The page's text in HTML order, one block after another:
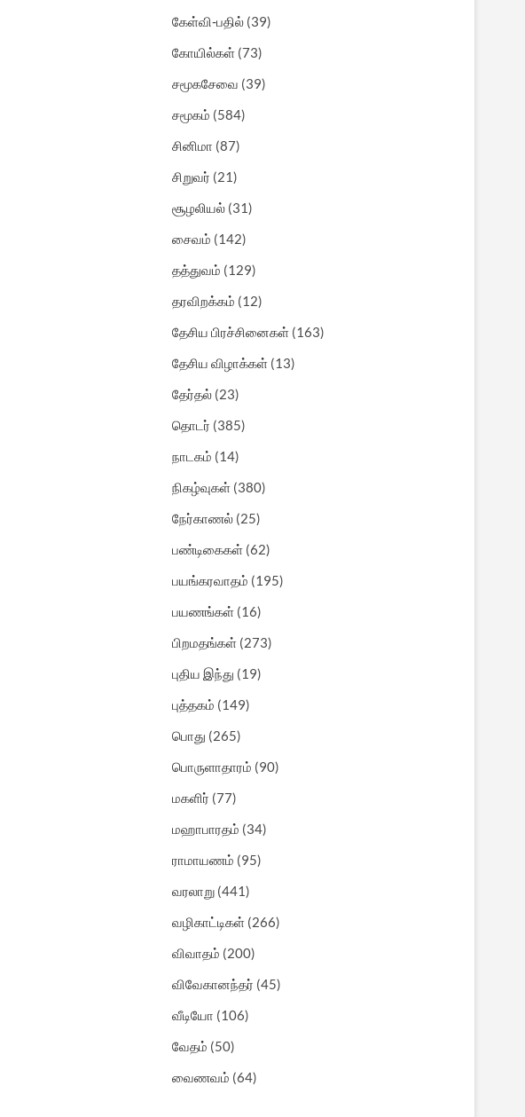
கேள்வி-பதில் (39)
கோயில்கள் (73)
சமூகசேவை (39)
சமூகம் (584)
சினிமா (87)
சிறுவர் (21)
சூழலியல் (31)
சைவம் (142)
தத்துவம் (129)
தரவிறக்கம் (12)
தேசிய பிரச்சினைகள் (163)
தேசிய விழாக்கள் (13)
தேர்தல் (23)
தொடர் (385)
நாடகம் (14)
நிகழ்வுகள் (380)
நேர்காணல் (25)
பண்டிகைகள் (62)
பயங்கரவாதம் (195)
பயணங்கள் (16)
பிறமதங்கள் (273)
புதிய இந்து (19)
புத்தகம் (149)
பொது (265)
பொருளாதாரம் (90)
மகளிர் (77)
மஹாபாரதம் (34)
ராமாயணம் (95)
வரலாறு (441)
வழிகாட்டிகள் (266)
விவாதம் (200)
விவேகானந்தர் (45)
வீடியோ (106)
வேதம் (50)
வைணவம் (64)